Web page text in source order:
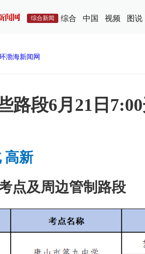
综合新闻 综合 中国 视频 图说
渤海新闻网
路段6月21日
高新
点及周边管制路段